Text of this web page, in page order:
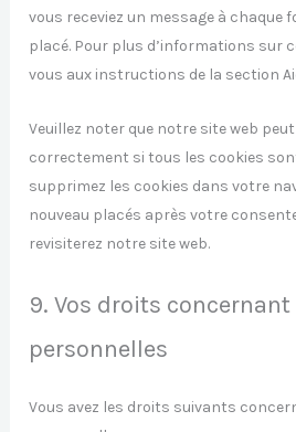
vous receviez un message à chaque
placé. Pour plus d’informations sur
vous aux instructions de la section
Veuillez noter que notre site web
correctement si tous les cookies
supprimez les cookies dans votre
nouveau placés après votre
revisiterez notre site web.
9. Vos droits
personnelles
Vous avez les droits suivants